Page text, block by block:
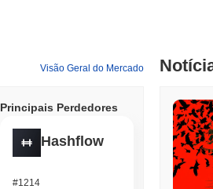
Visão Geral do Mercado
Principais Perdedores
Hashflow
#1214